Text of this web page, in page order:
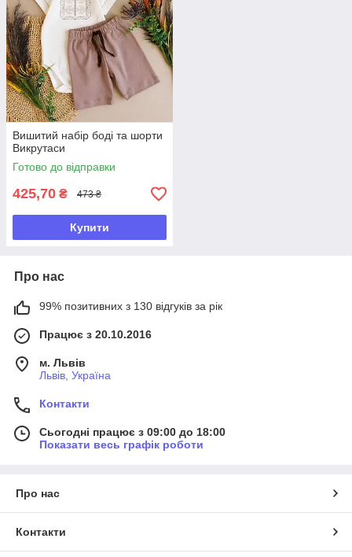
Вишитий набір боді та шорти
Викрутаси
Готово до відправки
425,70 ₴ 473 ₴
Купити
Про нас
99% позитивних з 130 відгуків за рік
Працює з 20.10.2016
м. Львів
Львів, Україна
Контакти
Сьогодні працює з 09:00 до 18:00
Показати весь графік роботи
Про нас
Контакти